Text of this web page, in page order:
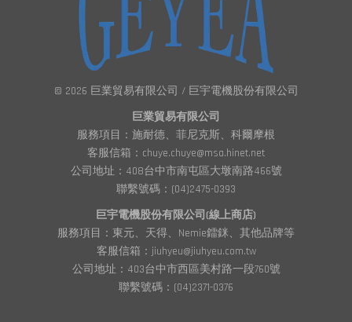
© 2026 巨業貿易有限公司 / 巨宇電機股份有限公司
巨業貿易有限公司
服務項目：施耐德、菲尼克斯、科爾摩根
客服信箱：chuye.chuye@msa.hinet.net
公司地址：408台中市南屯區大墩南路466號
聯繫號碼：(04)2475-0393
巨宇電機股份有限公司(線上商店)
服務項目：東元、天得、Nemie鐳銤、其他品牌等
客服信箱：jiuhyeu@jiuhyeu.com.tw
公司地址：403台中市西區美村路一段760號
聯繫號碼：(04)2371-0376